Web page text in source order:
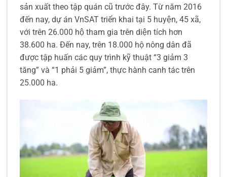
sản xuất theo tập quán cũ trước đây. Từ năm 2016
đến nay, dự án VnSAT triển khai tại 5 huyện, 45 xã,
với trên 26.000 hộ tham gia trên diện tích hơn
38.600 ha. Đến nay, trên 18.000 hộ nông dân đã
được tập huấn các quy trình kỹ thuật “3 giảm 3
tăng” và “1 phải 5 giảm”, thực hành canh tác trên
25.000 ha.